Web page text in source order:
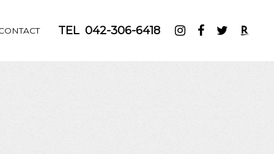
TEL 042-306-6418